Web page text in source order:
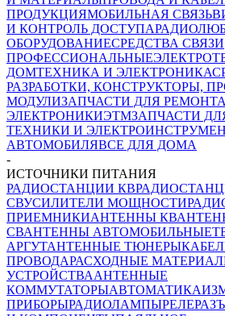
ПРОДУКЦИЯМОБИЛЬНАЯ СВЯЗЬ
И КОНТРОЛЬ ДОСТУПА
ОБОРУДОВАНИЕСРЕДСТВА СВЯЗИ
ПРОФЕССИОНАЛЬНЫЕ
ДОМТЕХНИКА И ЭЛЕКТРОНИКА
РАЗРАБОТКИ, КОНСТРУКТОРЫ,
МОДУЛИЗАПЧАСТИ ДЛЯ РЕМОНТА
ЭЛЕКТРОНИКИЭТМЗАПЧАСТИ
ТЕХНИКИ И
АВТОМОБИЛЯВСЕ ДЛЯ ДОМА
-
ИСТОЧНИКИ ПИТАНИЯ
РАДИОСТАНЦИИ КВ
СВУСИЛИТЕЛИ МОЩНОСТИ
ПРИЕМНИКИАНТЕННЫ КВ
СВАНТЕННЫ АВТОМОБИЛЬНЫЕ
АРГУТАНТЕННЫЕ ТЮНЕРЫ
ПРОВОДАРАСХОДНЫЕ
УСТРОЙСТВААНТЕННЫЕ
КОММУТАТОРЫАВТОМАТИКА
ПРИБОРЫРАДИОЛАМПЫРЕЛЕ